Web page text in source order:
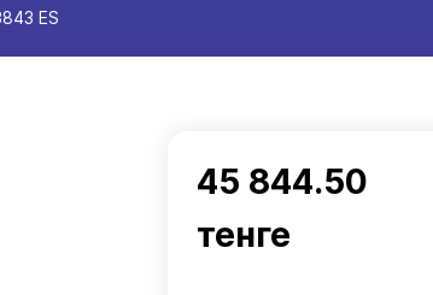
ES
45 844.50
тенге